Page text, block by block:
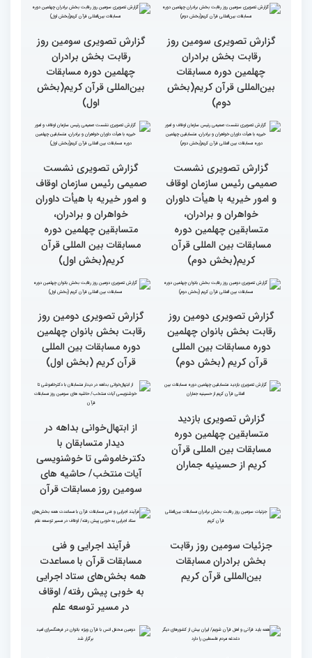
اصحاب رسانه درچهلمین
دوره مسابقات بین المللی
قران کریم (بخش اول)
جهان عمل به قرآن را
سرلوحه امور خود قرار دهند
کتاب قرآن با قلب ما مرتبط
و قابل توصیف نیست
جزئیات سومین روز رقابت
بخش بانوان مسابقات
بین‌المللی قرآن کریم
گزارش تصویری سومین روز
رقابت بخش برادران
چهلمین دوره مسابقات
بین‌المللی قرآن کریم(بخش
دوم)
گزارش تصویری سومین روز
رقابت بخش برادران
چهلمین دوره مسابقات
بین‌المللی قرآن کریم(بخش
اول)
گزارش تصویری نشست
صمیمی رئیس سازمان اوقاف
و امور خیریه با هیأت داوران
خواهران و برادران،
مسابقات بین المللی قرآن
کریم(بخش دوم)
گزارش تصویری نشست
صمیمی رئیس سازمان اوقاف
و امور خیریه با هیأت داوران
خواهران و برادران،
متسابقین چهلمین دوره
مسابقات بین المللی قرآن
کریم(بخش اول)
رقابت بخش بانوان چهلمین
دوره مسابقات بین المللی
قرآن کریم (بخش دوم)
گزارش تصویری دومین روز
رقابت بخش بانوان چهلمین
دوره مسابقات بین المللی
قرآن کریم (بخش اول)
مسابقات بین المللی قرآن
کریم از حسینیه جماران
از ابتهال‌خوانی بداهه در
دکترخاموشی تا خوشنویسی